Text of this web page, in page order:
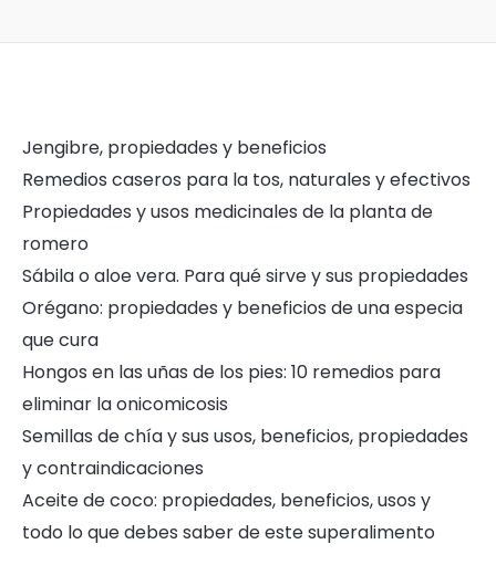
Jengibre, propiedades y beneficios
Remedios caseros para la tos, naturales y efectivos
Propiedades y usos medicinales de la planta de
romero
Sábila o aloe vera. Para qué sirve y sus propiedades
Orégano: propiedades y beneficios de una especia
que cura
Hongos en las uñas de los pies: 10 remedios para
eliminar la onicomicosis
Semillas de chía y sus usos, beneficios, propiedades
y contraindicaciones
Aceite de coco: propiedades, beneficios, usos y
todo lo que debes saber de este superalimento